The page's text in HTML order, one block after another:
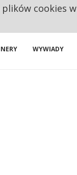
WYWIADY
cookies w